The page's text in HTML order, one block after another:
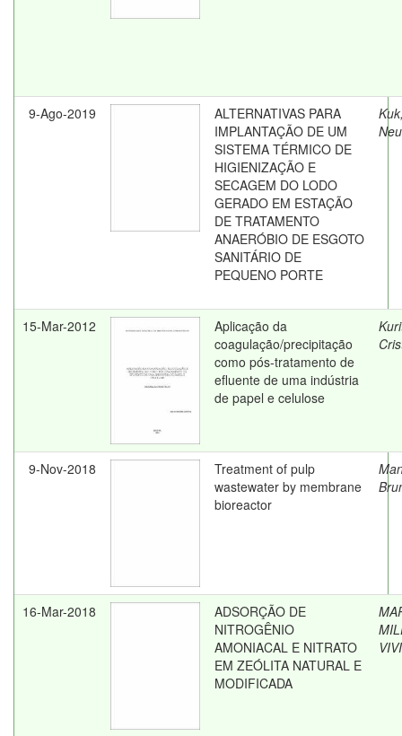
9-Ago-2019
ALTERNATIVAS PARA
IMPLANTAÇÃO DE UM
SISTEMA TÉRMICO DE
HIGIENIZAÇÃO E
SECAGEM DO LODO
GERADO EM ESTAÇÃO
DE TRATAMENTO
ANAERÓBIO DE ESGOTO
SANITÁRIO DE
PEQUENO PORTE
15-Mar-2012
Aplicação da
coagulação/precipitação
como pós-tratamento de
efluente de uma indústria
de papel e celulose
9-Nov-2018
Treatment of pulp
wastewater by membrane
bioreactor
16-Mar-2018
ADSORÇÃO DE
NITROGÊNIO
AMONIACAL E NITRATO
EM ZEÓLITA NATURAL E
MODIFICADA